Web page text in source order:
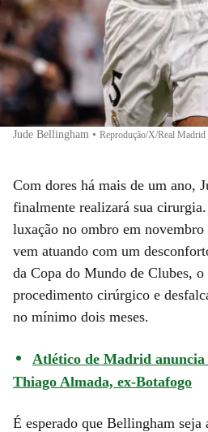
Jude Bellingham • Reprodução/X/Real Madrid
Com dores há mais de um ano,
finalmente realizará sua
luxação no ombro em novembro
vem atuando com um
da Copa do Mundo de Clubes,
procedimento cirúrgico e
no mínimo dois meses.
Atlético de Madrid
Thiago Almada, ex-Botafogo
É esperado que Bellingham seja